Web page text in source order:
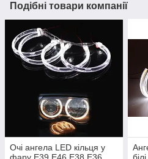
Подібні товари компанії
Очі ангела LED кільця у